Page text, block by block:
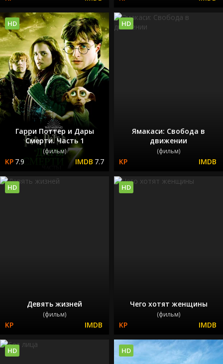
Гарри Поттер и Дары
Смерти. Часть 1
(фильм)
7.9 7.7
HD
Ямакаси: Свобода в
движении
(фильм)
HD
Девять жизней
(фильм)
HD
Чего хотят женщины
(фильм)
HD
HD HD